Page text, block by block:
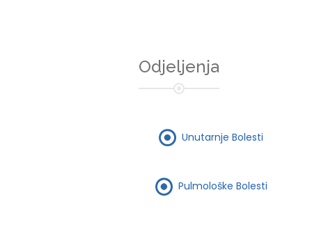
Odjeljenja
Unutarnje Bolesti
Pulmološke Bolesti